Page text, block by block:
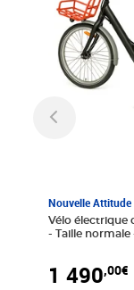
Nouvelle Attitude
Vélo électrique
- Taille normale
1 490,00€